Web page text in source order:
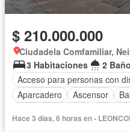
$ 210.000.000
Ciudadela Comfamiliar,
3 Habitaciones
2
Acceso para personas con
Aparcadero
Ascensor
Seguridad privada
Hace 3 días, 6 horas en -